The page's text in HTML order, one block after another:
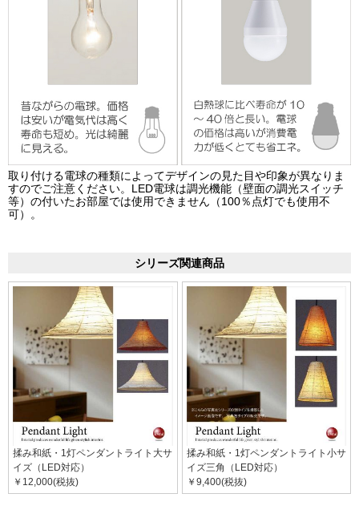
取り付ける電球の種類によってデザインの見た目や印象が異なりま
すのでご注意ください。LED電球は調光機能（壁面の調光スイッチ
等）の付いたお部屋では使用できません（100％点灯でも使用不
可）。
シリーズ関連商品
揉み和紙・1灯ペンダントライト大サ
イズ（LED対応）
￥12,000(税抜)
揉み和紙・1灯ペンダントライト小サ
イズ三角（LED対応）
￥9,400(税抜)